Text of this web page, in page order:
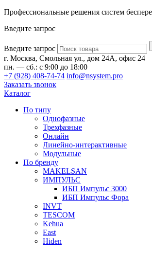
Профессиональные решения систем
Введите запрос
Введите запрос
г. Москва, Смольная ул., дом 24А, офис 24
пн. — сб.: с 9:00 до 18:00
+7 (928) 408-74-74 info@nsystem.pro
Заказать звонок
Каталог
По типу
Однофазные
Трехфазные
Онлайн
Линейно-интерактивные
Модульные
По бренду
MAKELSAN
ИМПУЛЬС
ИБП Импульс 3000
ИБП Импульс Фора
INVT
TESCOM
Kehua
East
Hiden